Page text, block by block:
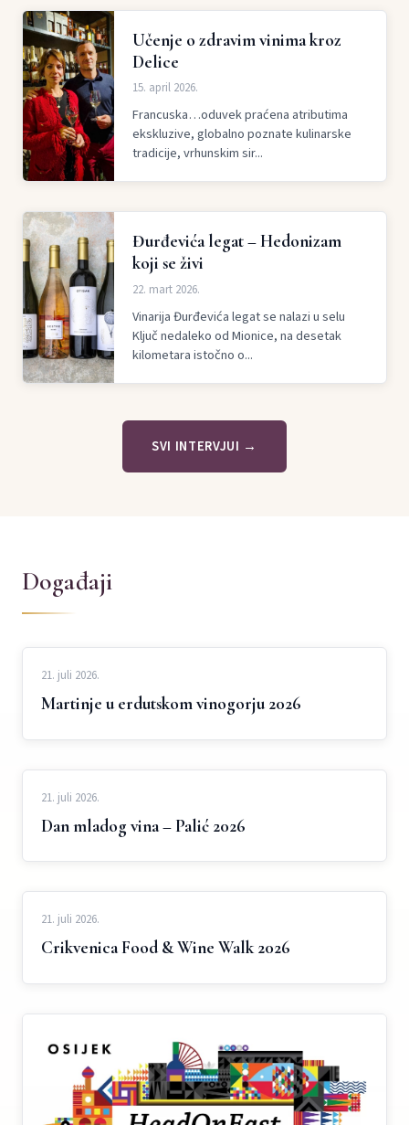
Učenje o zdravim vinima kroz
Delice
15. april 2026.
Francuska…oduvek praćena atributima
ekskluzive, globalno poznate kulinarske
tradicije, vrhunskim sir...
Đurđevića legat – Hedonizam
koji se živi
22. mart 2026.
Vinarija Đurđevića legat se nalazi u selu
Ključ nedaleko od Mionice, na desetak
kilometara istočno o...
SVI INTERVJUI →
Događaji
21. juli 2026.
Martinje u erdutskom vinogorju 2026
21. juli 2026.
Dan mladog vina – Palić 2026
21. juli 2026.
Crikvenica Food & Wine Walk 2026